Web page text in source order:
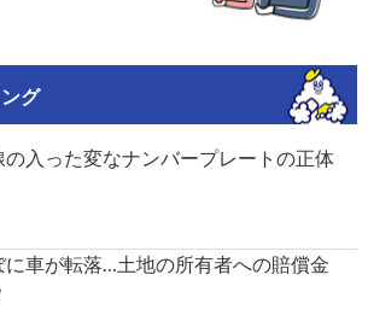
グ
の入った変なナンバープレートの正体
に車が転落…土地の所有者への賠償金